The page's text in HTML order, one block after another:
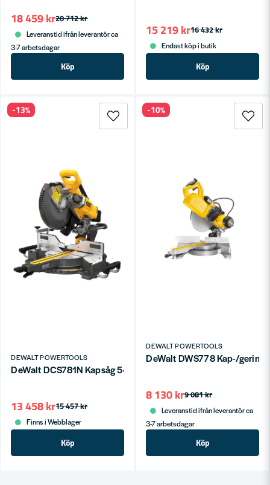
20 712 kr
18 459 kr
Leveranstid ifrån leverantör ca
3-7 arbetsdagar
Köp
16 432 kr
15 219 kr
Endast köp i butik
Köp
DEWALT POWERTOOLS
DeWalt DCS781N Kapsåg 54V XR FV 305mm (utan batterier)
15 457 kr
13 458 kr
Finns i Webblager
Köp
-13%
DEWALT POWERTOOLS
DeWalt DWS778 Kap-/
9 081 kr
8 130 kr
Leveranstid ifrån leverantör ca
3-7 arbetsdagar
Köp
-10%